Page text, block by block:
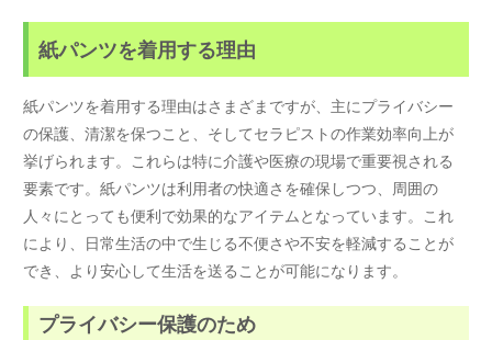
紙パンツを着用する理由
紙パンツを着用する理由はさまざまですが、主にプライバシー
の保護、清潔を保つこと、そしてセラピストの作業効率向上が
挙げられます。これらは特に介護や医療の現場で重要視される
要素です。紙パンツは利用者の快適さを確保しつつ、周囲の
人々にとっても便利で効果的なアイテムとなっています。これ
により、日常生活の中で生じる不便さや不安を軽減することが
でき、より安心して生活を送ることが可能になります。
プライバシー保護のため